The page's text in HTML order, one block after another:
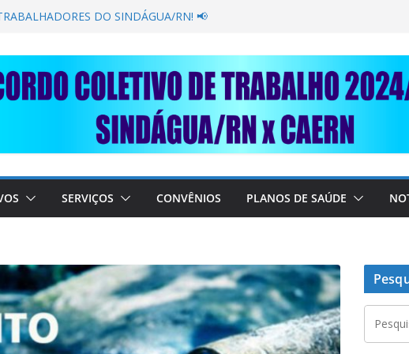
SECAR SUA TORNEIRA: UNIDOS
em importante debate com o Ministro
A SABESP! 🚨
AJUDE O NOSSO
RAIMUNDO DA CAERN!
SERVIÇOS CONVÊNIOS PLANOS DE SAÚDE